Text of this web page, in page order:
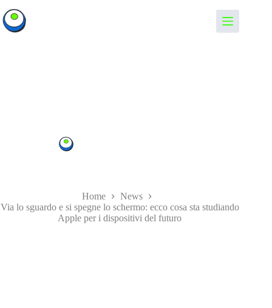
al
contenuto
Home
News
Via lo sguardo e si spegne lo schermo: ecco cosa sta studiando
Apple per i dispositivi del futuro